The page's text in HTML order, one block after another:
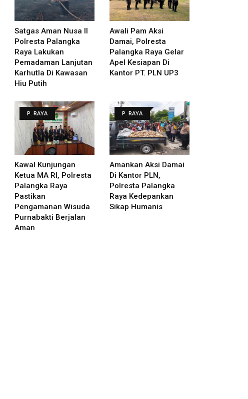
Satgas Aman Nusa II
Polresta Palangka
Raya Lakukan
Pemadaman Lanjutan
Karhutla Di Kawasan
Hiu Putih
Awali Pam Aksi
Damai, Polresta
Palangka Raya Gelar
Apel Kesiapan Di
Kantor PT. PLN UP3
P. RAYA
Kawal Kunjungan
Ketua MA RI, Polresta
Palangka Raya
Pastikan
Pengamanan Wisuda
Purnabakti Berjalan
Aman
P. RAYA
Amankan Aksi Damai
Di Kantor PLN,
Polresta Palangka
Raya Kedepankan
Sikap Humanis